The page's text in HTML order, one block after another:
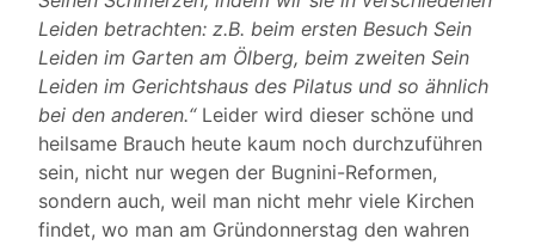
Leiden betrachten: z.B. beim ersten Besuch Sein
Leiden im Garten am Ölberg, beim zweiten Sein
Leiden im Gerichtshaus des Pilatus und so ähnlich
bei den anderen.“Leider wird dieser schöne und
heilsame Brauch heute kaum noch durchzuführen
sein, nicht nur wegen der Bugnini-Reformen,
sondern auch, weil man nicht mehr viele Kirchen
findet, wo man am Gründonnerstag den wahren